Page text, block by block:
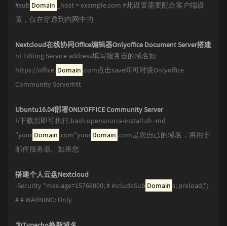
#sub Domain
_host = example.com #此设置需要配合客户端设
置，仅在穿透到内网中的
Nextcloud在线协同Office编辑器Onlyoffice Document Server搭建
nt Editing Service address填写服务器的域名如
https://office. Domain .com点击save即可对接Onlyoffice
Community Serverhtt
Ubuntu16.04部署ONLYOFFICE Community Server
h下载后即可执行.bash opensource-install.sh -md
"your Domain .com"yourDomain .com是您自己的域名，将用于
邮件服务器。如果您
搭建个人云盘Nextcloud
-Security "max-age=15768000; # includeSub Domain s; preload;";
# # WARNING: Only